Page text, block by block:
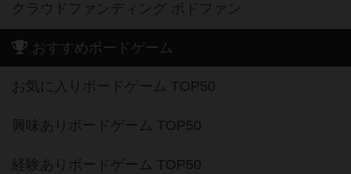
クラウドファンディング ボドファン
おすすめボードゲーム
お気に入りボードゲーム TOP50
興味ありボードゲーム TOP50
経験ありボードゲーム TOP50